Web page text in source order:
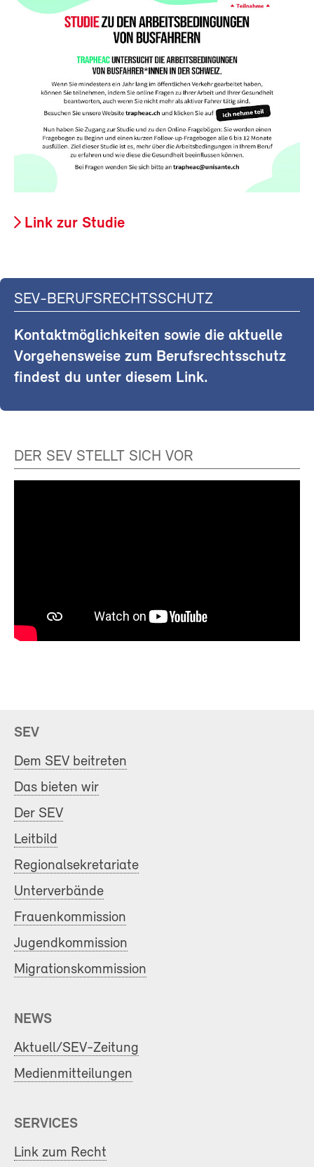
Link zur Studie
SEV-BERUFSRECHTSSCHUTZ
Kontaktmöglichkeiten sowie die aktuelle
Vorgehensweise zum Berufsrechtsschutz
findest du unter diesem Link.
DER SEV STELLT SICH VOR
SEV
Dem SEV beitreten
Das bieten wir
Der SEV
Leitbild
Regionalsekretariate
Unterverbände
Frauenkommission
Jugendkommission
Migrationskommission
NEWS
Aktuell/SEV-Zeitung
Medienmitteilungen
SERVICES
Link zum Recht